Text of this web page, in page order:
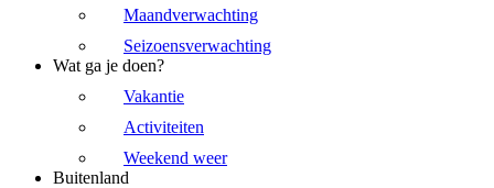
Maandverwachting
Seizoensverwachting
Wat ga je doen?
Vakantie
Activiteiten
Weekend weer
Buitenland